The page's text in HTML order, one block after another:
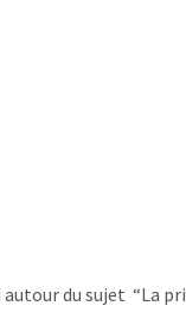
du sujet “La